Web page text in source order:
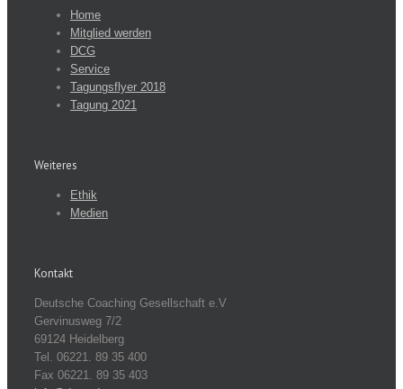
Home
Mitglied werden
DCG
Service
Tagungsflyer 2018
Tagung 2021
Weiteres
Ethik
Medien
Kontakt
Deutsche Coaching Gesellschaft e.V
Gervinusweg 7/2
69124 Heidelberg
Tel. 06221. 89 35 400
Fax 06221. 89 35 403